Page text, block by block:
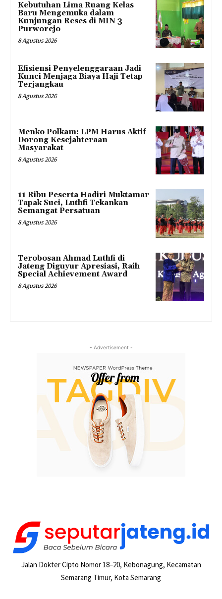
Kebutuhan Lima Ruang Kelas
Baru Mengemuka dalam
Kunjungan Reses di MIN 3
Purworejo
8 Agustus 2026
Efisiensi Penyelenggaraan Jadi
Kunci Menjaga Biaya Haji Tetap
Terjangkau
8 Agustus 2026
Menko Polkam: LPM Harus Aktif
Dorong Kesejahteraan
Masyarakat
8 Agustus 2026
11 Ribu Peserta Hadiri Muktamar
Tapak Suci, Luthfi Tekankan
Semangat Persatuan
8 Agustus 2026
Terobosan Ahmad Luthfi di
Jateng Diguyur Apresiasi, Raih
Special Achievement Award
8 Agustus 2026
- Advertisement -
Jalan Dokter Cipto Nomor 18–20, Kebonagung, Kecamatan
Semarang Timur, Kota Semarang